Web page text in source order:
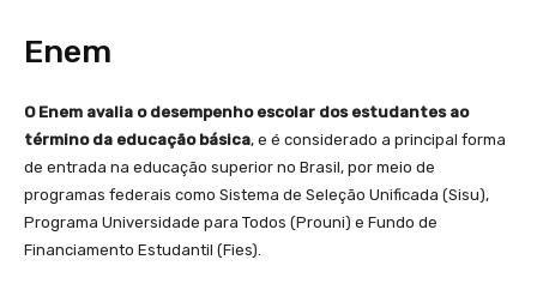
Enem
O Enem avalia o desempenho escolar dos estudantes ao
término da educação básica, e é considerado a principal forma
de entrada na educação superior no Brasil, por meio de
programas federais como Sistema de Seleção Unificada (Sisu),
Programa Universidade para Todos (Prouni) e Fundo de
Financiamento Estudantil (Fies).